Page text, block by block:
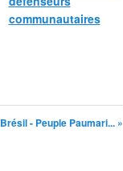
communautaires
Brésil - Peuple Paumari... »